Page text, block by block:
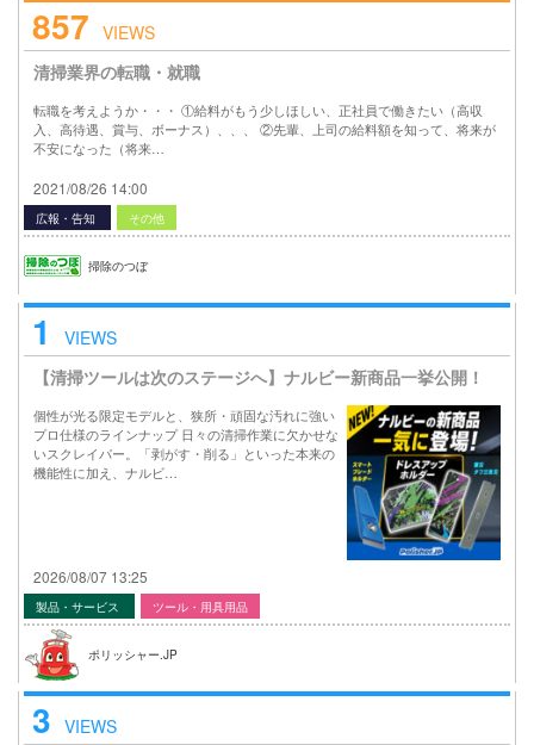
857 VIEWS
清掃業界の転職・就職
転職を考えようか・・・ ①給料がもう少しほしい、正社員で働きたい（高収
入、高待遇、賞与、ボーナス）、、、 ②先輩、上司の給料額を知って、将来が
不安になった（将来…
2021/08/26 14:00
広報・告知 その他
掃除のつぼ
1
VIEWS
【清掃ツールは次のステージへ】ナルビー新商品一挙公開！
個性が光る限定モデルと、狭所・頑固な汚れに強い
プロ仕様のラインナップ 日々の清掃作業に欠かせな
いスクレイパー。「剥がす・削る」といった本来の
機能性に加え、ナルビ…
2026/08/07 13:25
製品・サービス ツール・用具用品
ポリッシャー.JP
3 VIEWS